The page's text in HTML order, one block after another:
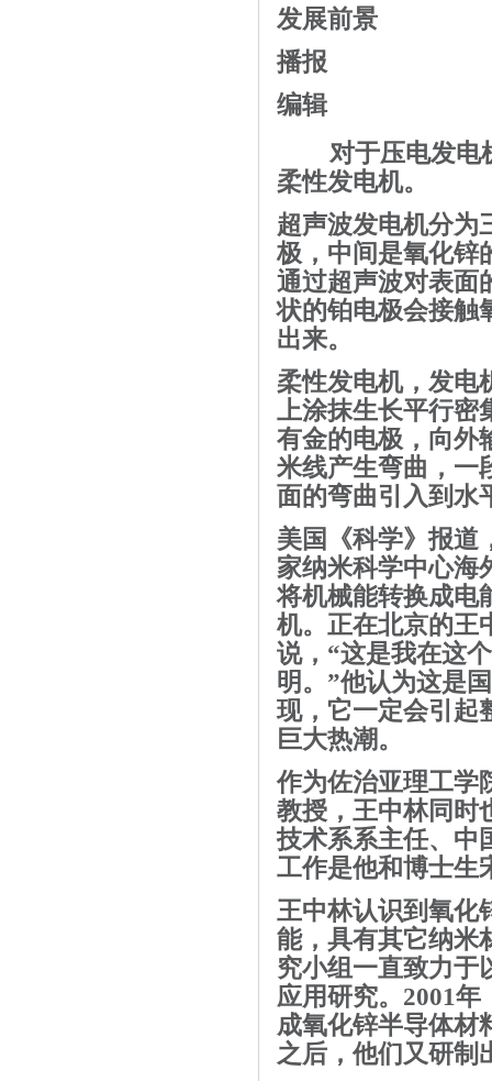
发展前景
播报
编辑
对于压电发电
柔性发电机。
超声波发电机分为
极，中间是氧化锌
通过超声波对表面
状的铂电极会接触
出来。
柔性发电机，发电
上涂抹生长平行密
有金的电极，向外
米线产生弯曲，一
面的弯曲引入到水
美国《科学》报道
家纳米科学中心海
将机械能转换成电
机。正在北京的王
说， “这是我在这
明。 ”他认为这是
现，它一定会引起
巨大热潮。
作为佐治亚理工学
教授，王中林同时
技术系系主任、中
工作是他和博士生
王中林认识到氧化
能，具有其它纳米
究小组一直致力于
应用研究。 2001年
成氧化锌半导体材
之后，他们又研制